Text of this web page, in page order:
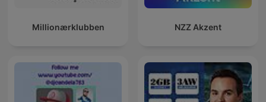
Millionærklubben NZZ Akzent